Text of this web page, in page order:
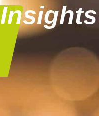
Insights